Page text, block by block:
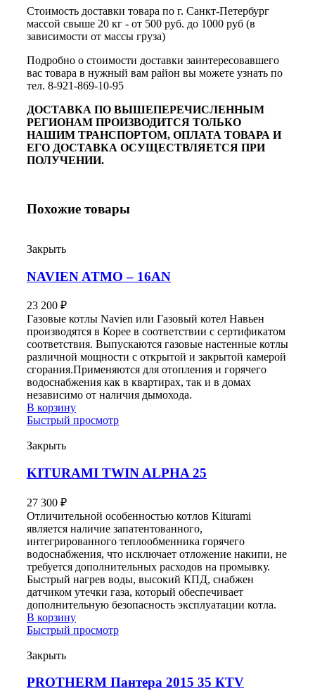
Стоимость доставки товара по г. Санкт-Петербург
массой свыше 20 кг - от 500 руб. до 1000 руб (в
зависимости от массы груза)
Подробно о стоимости доставки заинтересовавшего
вас товара в нужный вам район вы можете узнать по
тел. 8-921-869-10-95
ДОСТАВКА ПО ВЫШЕПЕРЕЧИСЛЕННЫМ
РЕГИОНАМ ПРОИЗВОДИТСЯ ТОЛЬКО
НАШИМ ТРАНСПОРТОМ, ОПЛАТА ТОВАРА И
ЕГО ДОСТАВКА ОСУЩЕСТВЛЯЕТСЯ ПРИ
ПОЛУЧЕНИИ.
Похожие товары
Закрыть
NAVIEN ATMO – 16AN
23 200 ₽
Газовые котлы Navien или Газовый котел Навьен
производятся в Корее в соответствии с сертификатом
соответствия. Выпускаются газовые настенные котлы
различной мощности с открытой и закрытой камерой
сгорания.Применяются для отопления и горячего
водоснабжения как в квартирах, так и в домах
независимо от наличия дымохода.
В корзину
Быстрый просмотр
Закрыть
KITURAMI TWIN ALPHA 25
27 300 ₽
Отличительной особенностью котлов Kiturami
является наличие запатентованного,
интегрированного теплообменника горячего
водоснабжения, что исключает отложение накипи, не
требуется дополнительных расходов на промывку.
Быстрый нагрев воды, высокий КПД, снабжен
датчиком утечки газа, который обеспечивает
дополнительную безопасность эксплуатации котла.
В корзину
Быстрый просмотр
Закрыть
PROTHERM Пантера 2015 35 КTV